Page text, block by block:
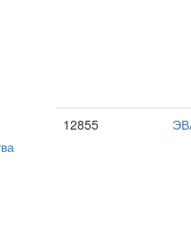
12855